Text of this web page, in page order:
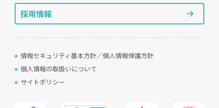
採用情報
情報セキュリティ基本方針／個人情報保護方針
個人情報の取扱いについて
サイトポリシー